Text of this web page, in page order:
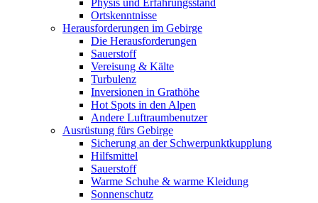
Physis und Erfahrungsstand
Ortskenntnisse
Herausforderungen im Gebirge
Die Herausforderungen
Sauerstoff
Vereisung & Kälte
Turbulenz
Inversionen in Grathöhe
Hot Spots in den Alpen
Andere Luftraumbenutzer
Ausrüstung fürs Gebirge
Sicherung an der Schwerpunktkupplung
Hilfsmittel
Sauerstoff
Warme Schuhe & warme Kleidung
Sonnenschutz